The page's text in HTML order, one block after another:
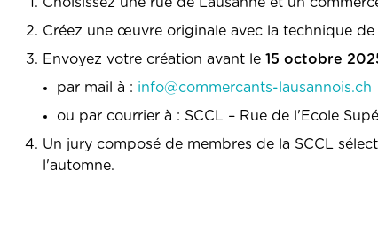
Créez une œuvre originale avec la technique de
Envoyez votre création avant le 15 octobre
par mail à : info@commercants-lausannois.ch
ou par courrier à : SCCL – Rue de l'Ecole
Un jury composé de membres de la SCCL
l'automne.